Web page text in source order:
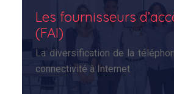
Les fournisseurs
(FAI)
La diversification de la
connectivité à Internet